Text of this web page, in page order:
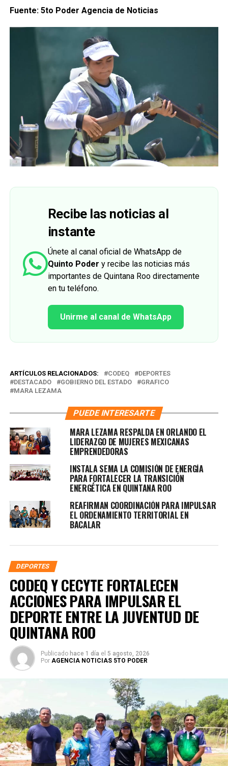
Fuente: 5to Poder Agencia de Noticias
Recibe las noticias al
instante
Únete al canal oficial de WhatsApp de
Quinto Poder y recibe las noticias más
importantes de Quintana Roo directamente
en tu teléfono.
Unirme al canal de WhatsApp
ARTÍCULOS RELACIONADOS: CODEQ
DEPORTES
DESTACADO
GOBIERNO DEL ESTADO
GRAFICO
MARA LEZAMA
PUEDE INTERESARTE
MARA LEZAMA RESPALDA EN ORLANDO EL
LIDERAZGO DE MUJERES MEXICANAS
EMPRENDEDORAS
INSTALA SEMA LA COMISIÓN DE ENERGÍA
PARA FORTALECER LA TRANSICIÓN
ENERGÉTICA EN QUINTANA ROO
REAFIRMAN COORDINACIÓN PARA IMPULSAR
EL ORDENAMIENTO TERRITORIAL EN
BACALAR
DEPORTES
CODEQ Y CECYTE FORTALECEN
ACCIONES PARA IMPULSAR EL
DEPORTE ENTRE LA JUVENTUD DE
QUINTANA ROO
Publicado hace 1 día el 5 agosto, 2026
Por AGENCIA NOTICIAS 5TO PODER